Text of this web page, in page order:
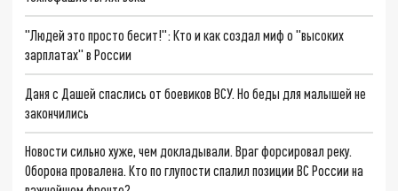
"Людей это просто бесит!": Кто и как создал миф о "высоких
зарплатах" в России
Даня с Дашей спаслись от боевиков ВСУ. Но беды для малышей не
закончились
Новости сильно хуже, чем докладывали. Враг форсировал реку.
Оборона провалена. Кто по глупости спалил позиции ВС России на